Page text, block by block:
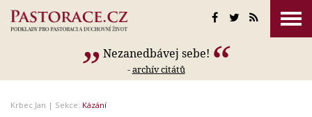
Nezanedbávej sebe!
-archív citátů
Krbec Jan | Sekce: Kázání